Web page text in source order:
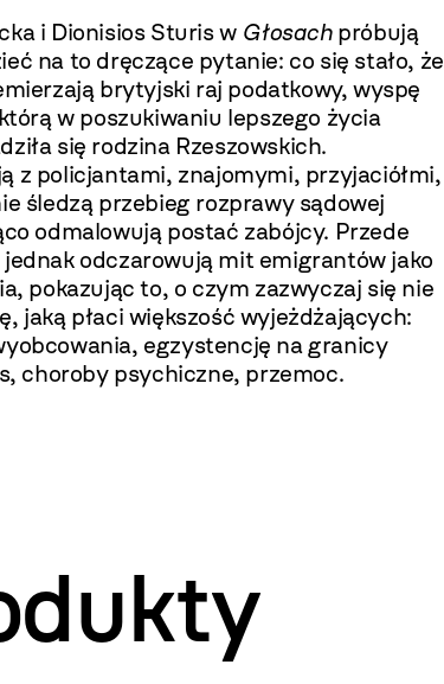
i Dionisios Sturis w Głosachpróbują
na to dręczące pytanie: co się stało, że
brytyjski raj podatkowy, wyspę
w poszukiwaniu lepszego życia
się rodzina Rzeszowskich.
z policjantami, znajomymi, przyjaciółmi,
śledzą przebieg rozprawy sądowej
odmalowują postać zabójcy. Przede
odczarowują mit emigrantów jako
pokazując to, o czym zazwyczaj się nie
jaką płaci większość wyjeżdżających:
egzystencję na granicy
choroby psychiczne, przemoc.